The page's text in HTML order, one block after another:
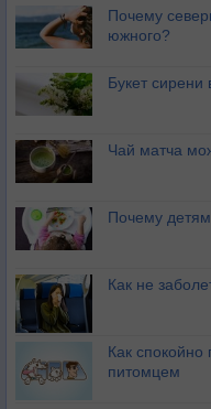
Почему
южного?
Букет сирени
Чай матча
Почему детям
Как не
Как
питомцем